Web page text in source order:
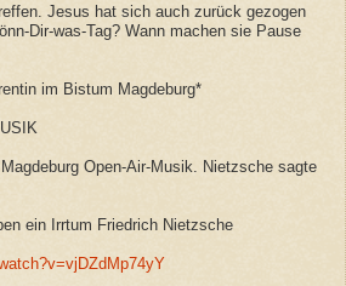
Jesus hat sich auch zurück gezogen
Dir-was-Tag? Wann machen sie Pause
im Bistum Magdeburg*
Open-Air-Musik. Nietzsche sagte
ein Irrtum Friedrich Nietzsche